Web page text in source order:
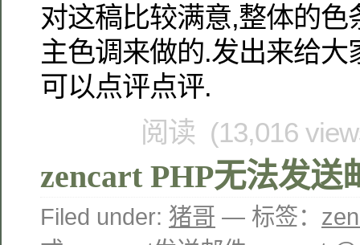
对这稿比较满意,整体的色
主色调来做的.发出来给大
可以点评点评.
阅读 (13,016
zencart PHP无法发送
Filed under: 猪哥 — 标签：